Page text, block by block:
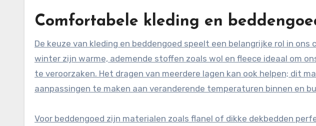
Comfortabele kleding en
De keuze van kleding en beddengoed speelt een belangrijke rol in
winter zijn warme, ademende stoffen zoals wol en fleece ideaal om
te veroorzaken. Het dragen van meerdere lagen kan ook helpen; dit
aanpassingen te maken aan veranderende temperaturen binnen en
Voor beddengoed zijn materialen zoals flanel of dikke dekbedden